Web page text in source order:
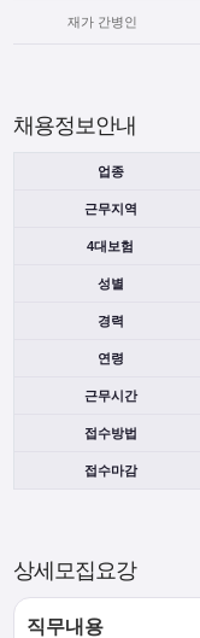
재가 간병인
채용정보안내
업종
근무지역
4대보험
성별
경력
연령
근무시간
접수방법
접수마감
상세모집요강
직무내용